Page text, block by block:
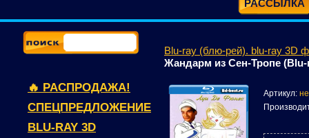
РАССЫЛКА
🔥 РАСПРОДАЖА!
СПЕЦПРЕДЛОЖЕНИЕ
BLU-RAY 3D
Blu-ray (блю-рей). blu-ray 3D
Жандарм из Сен-Тропе
Артикул: